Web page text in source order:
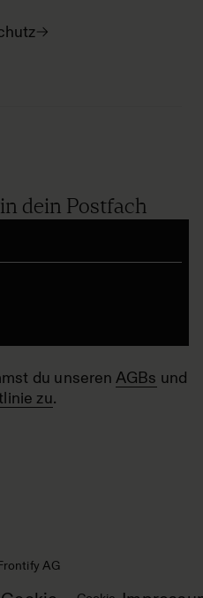
dein Postfach
du unseren AGBs und
zu.
AG